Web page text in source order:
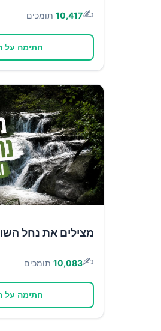
✍️
10,417 תומכים
חתימה על
מצילים את נחל
✍️
10,083 תומכים
חתימה על